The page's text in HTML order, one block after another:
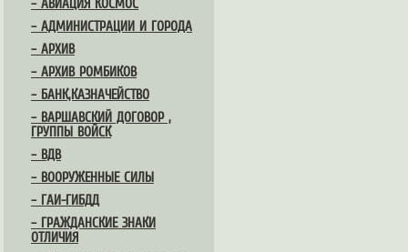
– АВИАЦИЯ КОСМОС
– АДМИНИСТРАЦИИ И ГОРОДА
– АРХИВ
– АРХИВ РОМБИКОВ
– БАНК,КАЗНАЧЕЙСТВО
– ВАРШАВСКИЙ ДОГОВОР ,
ГРУППЫ ВОЙСК
– ВДВ
– ВООРУЖЕННЫЕ СИЛЫ
– ГАИ-ГИБДД
– ГРАЖДАНСКИЕ ЗНАКИ
ОТЛИЧИЯ